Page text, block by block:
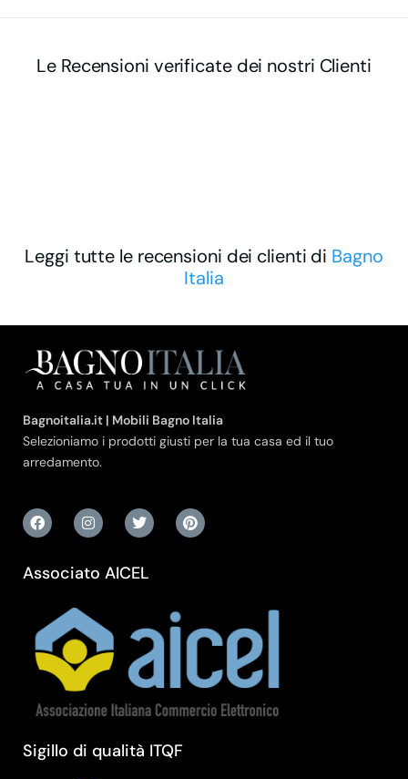
Le Recensioni verificate dei nostri Clienti
Leggi tutte le recensioni dei clienti di Bagno
Italia
Bagnoitalia.it | Mobili Bagno Italia
Selezioniamo i prodotti giusti per la tua casa ed il tuo
arredamento.
Associato AICEL
Sigillo di qualità ITQF